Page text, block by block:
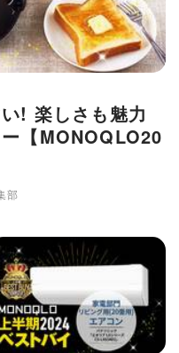
! 楽しさも魅力
【MONOQLO20
部